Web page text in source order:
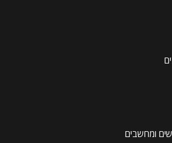
ומחשבים